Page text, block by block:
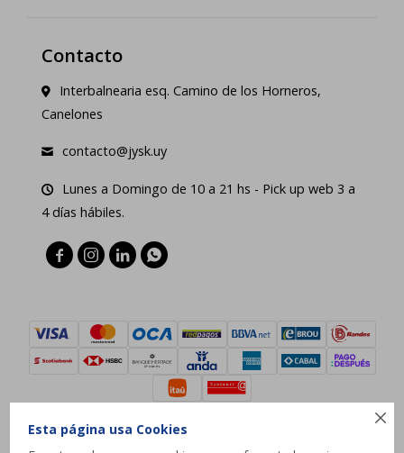

Esta página usa Cookies
Contacto
Interbalnearia esq. Camino de los Horneros,
Canelones
contacto@jysk.uy
Lunes a Domingo de 10 a 21 hs - Pick up web 3 a
4 días hábiles.
   